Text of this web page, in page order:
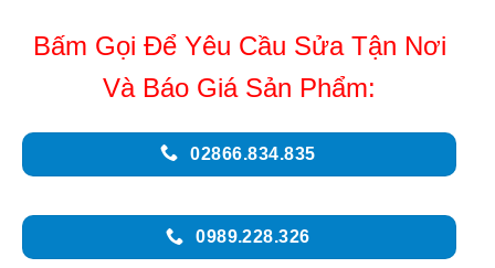
Bấm Gọi Để Yêu Cầu Sửa Tận Nơi
Và Báo Giá Sản Phẩm:
02866.834.835
0989.228.326